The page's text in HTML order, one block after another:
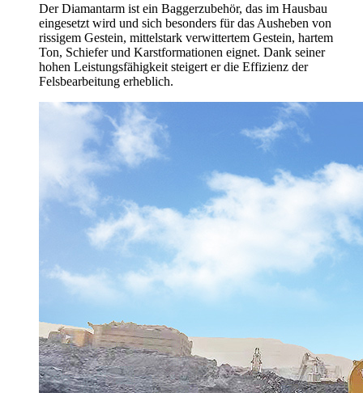
Der Diamantarm ist ein Baggerzubehör, das im Hausbau
eingesetzt wird und sich besonders für das Ausheben von
rissigem Gestein, mittelstark verwittertem Gestein, hartem
Ton, Schiefer und Karstformationen eignet. Dank seiner
hohen Leistungsfähigkeit steigert er die Effizienz der
Felsbearbeitung erheblich.